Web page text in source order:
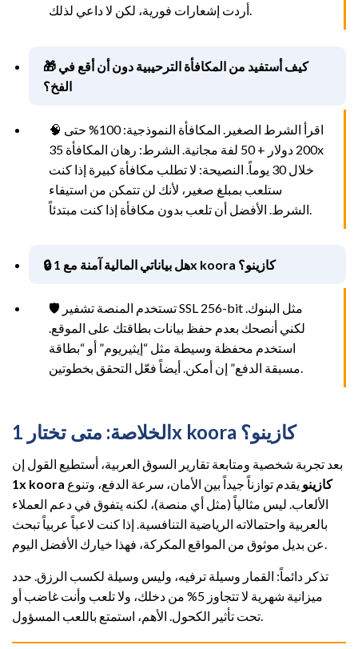
أردت إشعارات فورية، لكن لا داعي لذلك.
🎁 كيف أستفيد من المكافأة الترحيبية دون أن أقع في
الفخ؟
🧠 اقرأ الشرط الصغير. المكافأة النموذجية: 100% حتى
200 دولار + 50 لفة مجانية. الشرط: رهان المكافأة 35x
خلال 30 يوماً. النصيحة: لا تطلب مكافأة كبيرة إذا كنت
ستلعب بمبلغ صغير، لأنك لن تتمكن من استيفاء
🔒 هل بياناتي المالية آمنة مع 1x koora كازينو؟
🛡️ تستخدم المنصة تشفير SSL 256-bit مثل البنوك.
لكني أنصحك بعدم حفظ بيانات بطاقتك على الموقع.
استخدم محفظة وسيطة مثل “إيثيريوم” أو “بطاقة
مسبقة الدفع” إن أمكن. أيضاً فعّل التحقق بخطوتين.
الخلاصة: متى تختار 1x koora كازينو؟
بعد تجربة شخصية ومتابعة تقارير السوق العربية، أستطيع القول إن
1x koora كازينو يقدم توازناً جيداً بين الأمان، سرعة الدفع، وتنوع
الألعاب. ليس مثالياً (مثل أي منصة)، لكنه يتفوق في دعم العملاء
بالعربية واحتمالاته الرياضية التنافسية. إذا كنت لاعباً عربياً تبحث
عن بديل موثوق من المواقع المكركة، فهذا خيارك الأفضل اليوم.
تذكر دائماً: القمار وسيلة ترفيه، وليس وسيلة لكسب الرزق. حدد
ميزانية شهرية لا تتجاوز 5% من دخلك، ولا تلعب وأنت غاضب أو
تحت تأثير الكحول. الأهم، استمتع باللعب المسؤول.